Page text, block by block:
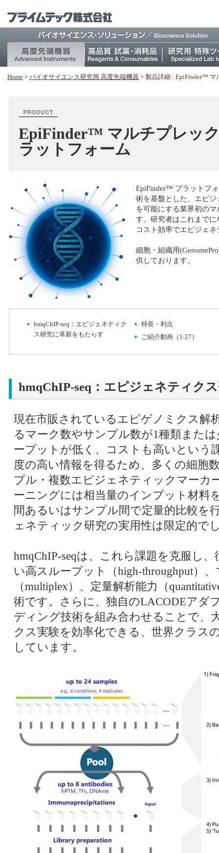
Home > バイオサイエンス研究⽤ 高度先端機器 > 製品詳細 : EpiFinder™ マ
EpiFinder™ マルチプレッ
ラットフォーム
EpiFinder™ プラットフ
術を基盤とした、エピ
を可能にする業界初の
す。研究者はこれまで
コスト効率でエピジェ
細胞・組織用
供しております。
hmqChIP-seq：エピジェネティク
ス研究に革新をもたらす
特長・利点
ご紹介動画（1:27）
hmqChIP-seq：エピジェネティク
現在市販されているエピゲノミクス解
るマーク数やサンプル数が1種類また
ープットが低く、コストも高いという
度の高い情報を得るため、多くの細胞
プル・複数エピジェネティックマーカ
ーニングには相当量のインプット材料
間あるいはサンプル間で定量的比較を
ェネティック研究の実用性は限定的で
hmqChIP-seqは、これら課題を克服し
い高スループット（high-throughput）
（multiplex）、定量解析能力（
術です。さらに、独自のLACODEアダ
ディング技術を組み合わせることで、
クス実験を効率化できる、世界クラス
しています。